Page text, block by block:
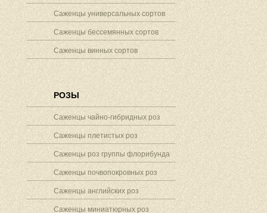
Саженцы универсальных сортов
Саженцы бессемянных сортов
Саженцы винных сортов
РОЗЫ
Саженцы чайно-гибридных роз
Саженцы плетистых роз
Саженцы роз группы флорибунда
Саженцы почвопокровных роз
Саженцы английских роз
Саженцы миниатюрных роз